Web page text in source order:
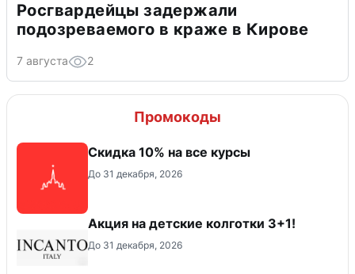
Росгвардейцы задержали
подозреваемого в краже в Кирове
7 августа 2
Промокоды
Скидка 10% на все курсы
До 31 декабря, 2026
Акция на детские колготки 3+1!
До 31 декабря, 2026